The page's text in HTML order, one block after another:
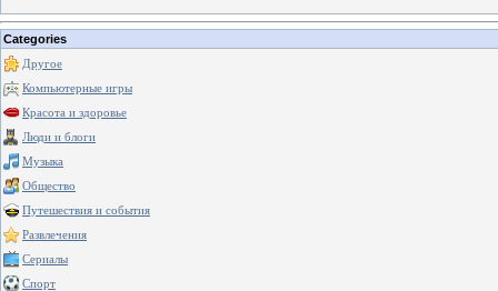
Categories
Другое
Компьютерные игры
Красота и здоровье
Люди и блоги
Музыка
Общество
Путешествия и события
Развлечения
Сериалы
Спорт